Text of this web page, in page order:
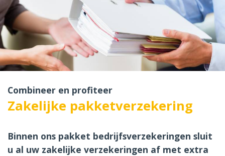
Combineer en profiteer
Zakelijke pakketverzekering
Binnen ons pakket bedrijfsverzekeringen sluit
u al uw zakelijke verzekeringen af met extra